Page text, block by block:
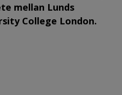
mellan Lunds
College London.